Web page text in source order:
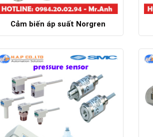
Cảm biến áp suất Norgren